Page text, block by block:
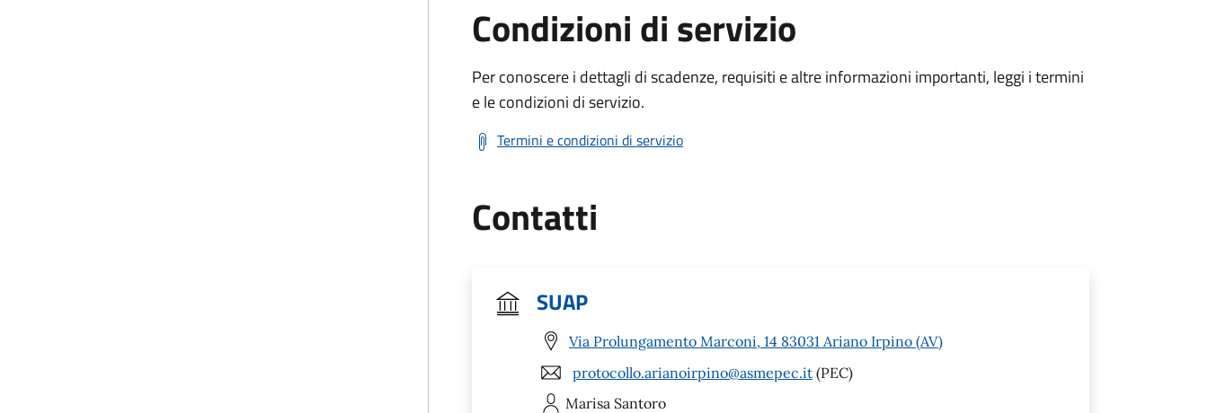
Condizioni di servizio
Per conoscere i dettagli di scadenze, requisiti e altre informazioni importanti, leggi i termini
e le condizioni di servizio.
Termini e condizioni di servizio
Contatti
SUAP
Via Prolungamento Marconi, 14 83031 Ariano Irpino (AV)
protocollo.arianoirpino@asmepec.it (PEC)
Marisa Santoro